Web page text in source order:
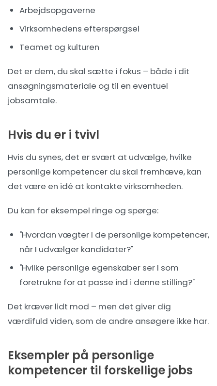
Arbejdsopgaverne
Virksomhedens efterspørgsel
Teamet og kulturen
Det er dem, du skal sætte i fokus – både i dit
ansøgningsmateriale og til en eventuel
jobsamtale.
Hvis du er i tvivl
Hvis du synes, det er svært at udvælge, hvilke
personlige kompetencer du skal fremhæve, kan
det være en idé at kontakte virksomheden.
Du kan for eksempel ringe og spørge:
"Hvordan vægter I de personlige kompetencer,
når I udvælger kandidater?"
"Hvilke personlige egenskaber ser I som
foretrukne for at passe ind i denne stilling?"
Det kræver lidt mod – men det giver dig
værdifuld viden, som de andre ansøgere ikke har.
Eksempler på personlige
kompetencer til forskellige jobs